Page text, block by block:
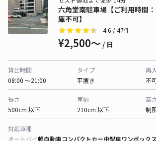
六角堂南駐車場【ご利用時間
庫不可】
4.6 / 47件
¥2,500〜 / 日
貸出時間
08:00 〜21:00
タイプ
平置き
再
不
長さ
500cm 以下
車幅
210cm 以下
高さ
制
対応車種
オートバイ軽自動車コンパクトカー中型車ワンボックス